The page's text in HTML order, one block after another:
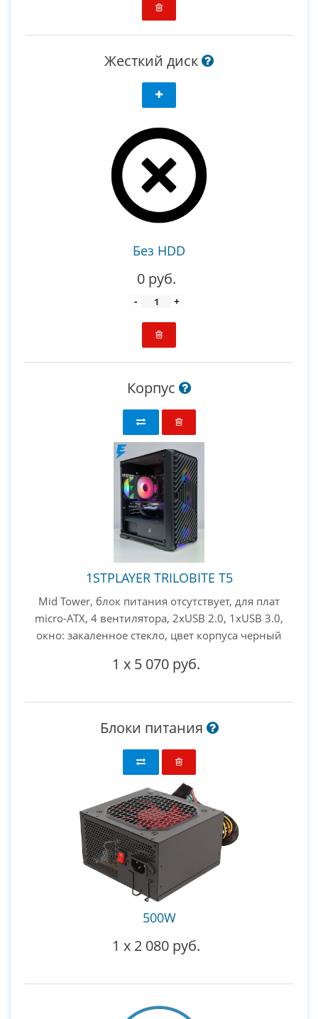
Жесткий диск
Без HDD
0 руб.
- +
Корпус
1STPLAYER TRILOBITE T5
Mid Tower, блок питания отсутствует, для плат
micro-ATX, 4 вентилятора, 2xUSB 2.0, 1xUSB 3.0,
окно: закаленное стекло, цвет корпуса черный
1 x 5 070 руб.
Блоки питания
500W
1 x 2 080 руб.